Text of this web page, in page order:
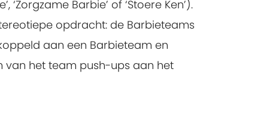
Barbie’ of ‘Stoere Ken’).
opdracht: de Barbieteams
aan een Barbieteam en
van het team push-ups aan het